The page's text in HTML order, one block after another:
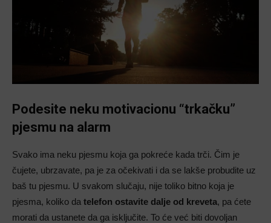
Podesite neku motivacionu “trkačku”
pjesmu na alarm
Svako ima neku pjesmu koja ga pokreće kada trči. Čim je
čujete, ubrzavate, pa je za očekivati i da se lakše probudite uz
baš tu pjesmu. U svakom slučaju, nije toliko bitno koja je
pjesma, koliko da telefon ostavite dalje od kreveta, pa ćete
morati da ustanete da ga isključite. To će već biti dovoljan